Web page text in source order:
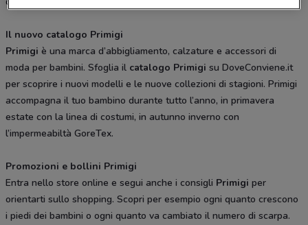
Il nuovo catalogo Primigi
Primigi è una marca d’abbigliamento, calzature e accessori di
moda per bambini. Sfoglia il catalogo Primigi su DoveConviene.it
per scoprire i nuovi modelli e le nuove collezioni di stagioni. Primigi
accompagna il tuo bambino durante tutto l’anno, in primavera
estate con la linea di costumi, in autunno inverno con
l’impermeabiltà GoreTex.
Promozioni e bollini Primigi
Entra nello store online e segui anche i consigli Primigi per
orientarti sullo shopping. Scopri per esempio ogni quanto crescono
i piedi dei bambini o ogni quanto va cambiato il numero di scarpa.